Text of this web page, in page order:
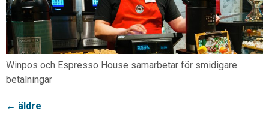
Winpos och Espresso House samarbetar för smidigare
betalningar
← äldre